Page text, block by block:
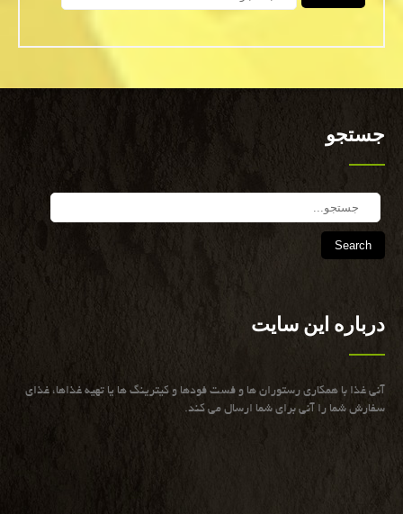
جستجو
درباره این سایت
آنی غذا با همكاری رستوران ها و فست فودها و كیترینگ ها یا تهیه غذاها، غذای
سفارش شما را آنی برای شما ارسال می كند.